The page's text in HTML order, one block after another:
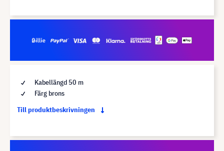
Kabellängd 50 m
Färg brons
Till produktbeskrivningen